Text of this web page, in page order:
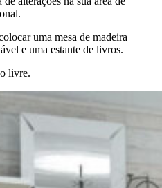
uma mesa de madeira
e uma estante de livros.
livre.